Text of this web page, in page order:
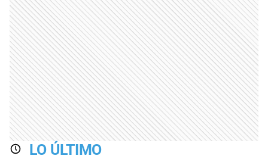
LO ÚLTIMO